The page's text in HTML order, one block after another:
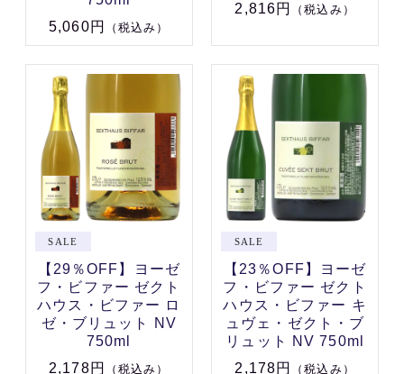
5,060円
（税込み）
2,816円
（税込み）
【29％OFF】ヨーゼ
フ・ビファー ゼクト
ハウス・ビファー ロ
ゼ・ブリュット NV
750ml
2,178円
（税込み）
【23％OFF】ヨーゼ
フ・ビファー ゼクト
ハウス・ビファー キ
ュヴェ・ゼクト・ブ
リュット NV 750ml
2,178円
（税込み）